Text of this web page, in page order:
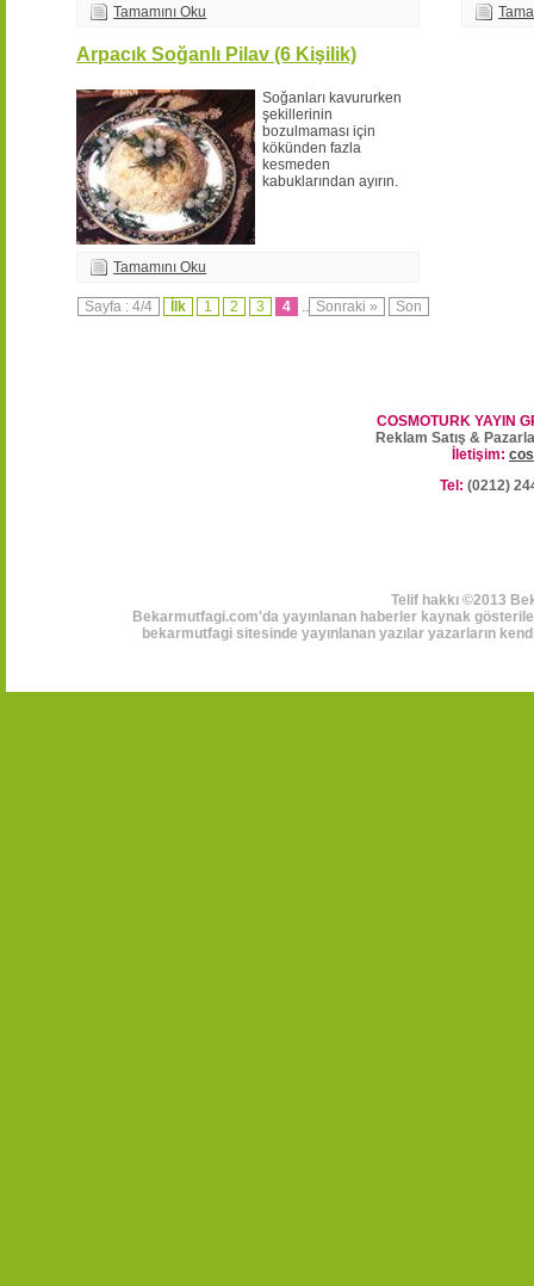
Tamamını Oku
Arpacık Soğanlı Pilav (6 Kişilik)
Soğanları kavururken
şekillerinin
bozulmaması için
kökünden fazla
kesmeden
kabuklarından ayırın.
Tamamını Oku
Sayfa : 4/4 İlk 1 2 3 4 .. Sonraki » Son
COSMOTURK YAYIN
Reklam Satış &
İletişim:
Tel: (0212)
Telif hakkı ©2013
Bekarmutfagi.com'da yayınlanan haberler kaynak
bekarmutfagi sitesinde yayınlanan yazılar yazarların